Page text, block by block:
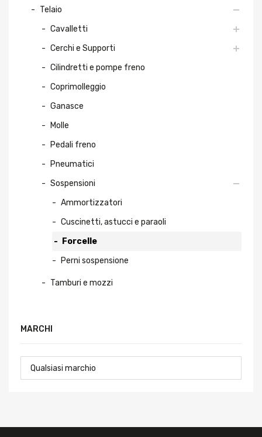
Telaio
Cavalletti
Cerchi e Supporti
Cilindretti e pompe freno
Coprimolleggio
Ganasce
Molle
Pedali freno
Pneumatici
Sospensioni
Ammortizzatori
Cuscinetti, astucci e paraoli
Forcelle
Perni sospensione
Tamburi e mozzi
MARCHI